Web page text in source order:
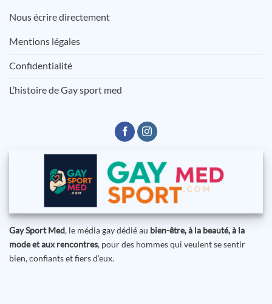
Nous écrire directement
Mentions légales
Confidentialité
L’histoire de Gay sport med
Gay Sport Med, le média gay dédié au bien-être, à la beauté, à la
mode et aux rencontres, pour des hommes qui veulent se sentir
bien, confiants et fiers d’eux.